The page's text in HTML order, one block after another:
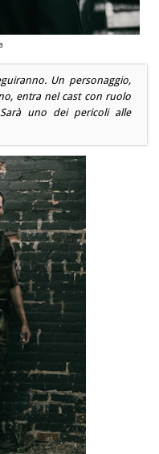
Un personaggio,
entra nel cast con ruolo
uno dei pericoli alle